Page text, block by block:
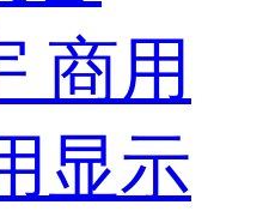
商用
显示